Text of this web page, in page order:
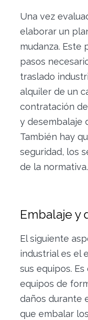
Una vez
elaborar un
mudanza. Este
pasos
traslado
alquiler de un
contratación
y desembalaje
También hay
seguridad, los
de la normativa.
Embalaje y
El siguiente
industrial es el
sus equipos.
equipos de
daños durante
que embalar